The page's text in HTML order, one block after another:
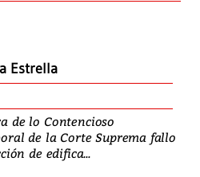
Estrella
de lo Contencioso
de la Corte Suprema fallo
de edifica...